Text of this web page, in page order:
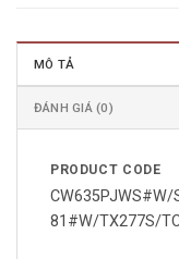
MÔ TẢ
ĐÁNH GIÁ (0)
PRODUCT CODE
81#W/TX277S/